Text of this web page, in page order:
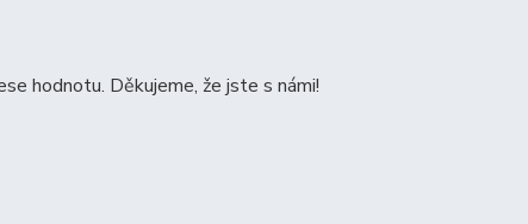
hodnotu. Děkujeme, že jste s námi!